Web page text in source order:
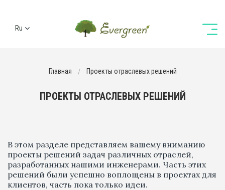
Ru
Главная Проекты отраслевых решений
ПРОЕКТЫ ОТРАСЛЕВЫХ РЕШЕНИЙ
В этом разделе представляем вашему вниманию
проекты решений задач различных отраслей,
разработанных нашими инженерами. Часть этих
решений были успешно воплощены в проектах для
клиентов, часть пока только идеи.